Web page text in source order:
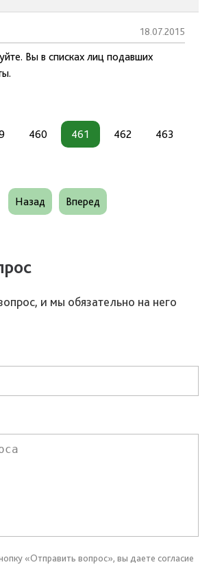
18.07.2015
Вы в списках лиц подавших
460 461 462 463
Назад Вперед
и мы обязательно на него
«Отправить вопрос», вы даете согласие